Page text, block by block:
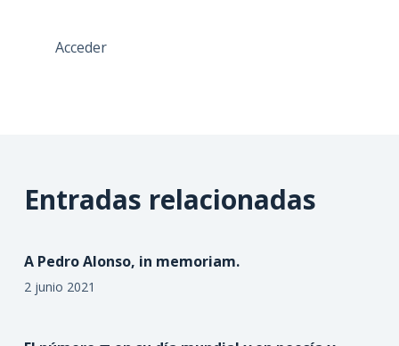
Acceder
Entradas relacionadas
A Pedro Alonso, in memoriam.
2 junio 2021